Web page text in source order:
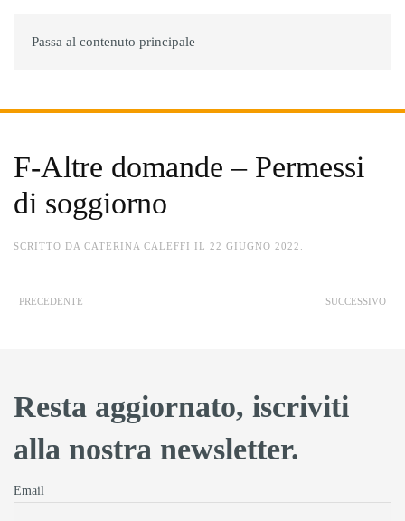
Passa al contenuto principale
F-Altre domande – Permessi
di soggiorno
SCRITTO DA CATERINA CALEFFI IL 22 GIUGNO 2022
PRECEDENTE SUCCESSIVO
Resta aggiornato, iscriviti
alla nostra newsletter.
Email